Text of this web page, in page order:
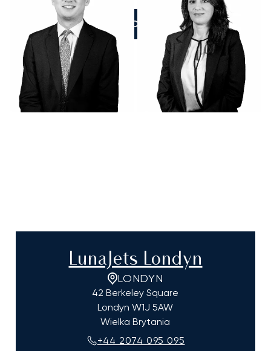
ZADZWOŃCIE DO NAS
LunaJets Londyn
LONDYN
42 Berkeley Square
Londyn W1J 5AW
Wielka Brytania
+44 2074 095 095